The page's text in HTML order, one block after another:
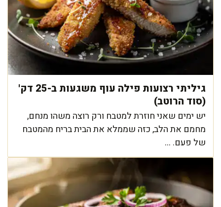
גיליתי רצועות פילה עוף משגעות ב-25 דק'
(סוד הרוטב)
יש ימים שאני חוזרת למטבח ורק רוצה משהו מנחם,
מחמם את הלב, כזה שממלא את הבית בריח מהמטבח
של פעם. ...